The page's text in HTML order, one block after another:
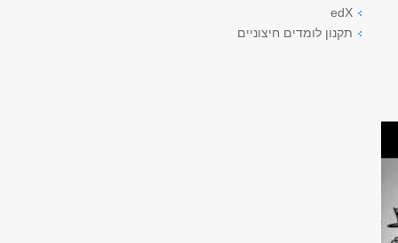
edX
תקנון לומדים חיצוניים